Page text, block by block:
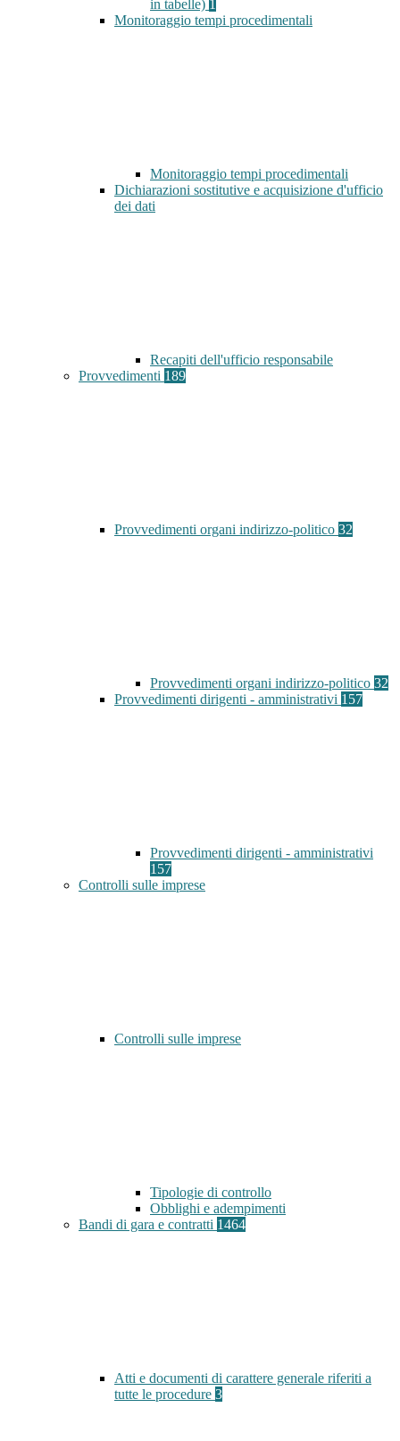
in tabelle) 1
Monitoraggio tempi procedimentali
Monitoraggio tempi procedimentali
Dichiarazioni sostitutive e acquisizione d'ufficio
dei dati
Recapiti dell'ufficio responsabile
Provvedimenti 189
Provvedimenti organi indirizzo-politico 32
Provvedimenti organi indirizzo-politico 32
Provvedimenti dirigenti - amministrativi 157
Provvedimenti dirigenti - amministrativi
157
Controlli sulle imprese
Controlli sulle imprese
Tipologie di controllo
Obblighi e adempimenti
Bandi di gara e contratti 1464
Atti e documenti di carattere generale riferiti a
tutte le procedure 3